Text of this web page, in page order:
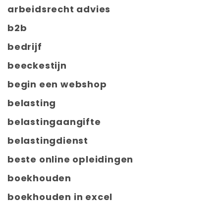
arbeidsrecht advies
b2b
bedrijf
beeckestijn
begin een webshop
belasting
belastingaangifte
belastingdienst
beste online opleidingen
boekhouden
boekhouden in excel